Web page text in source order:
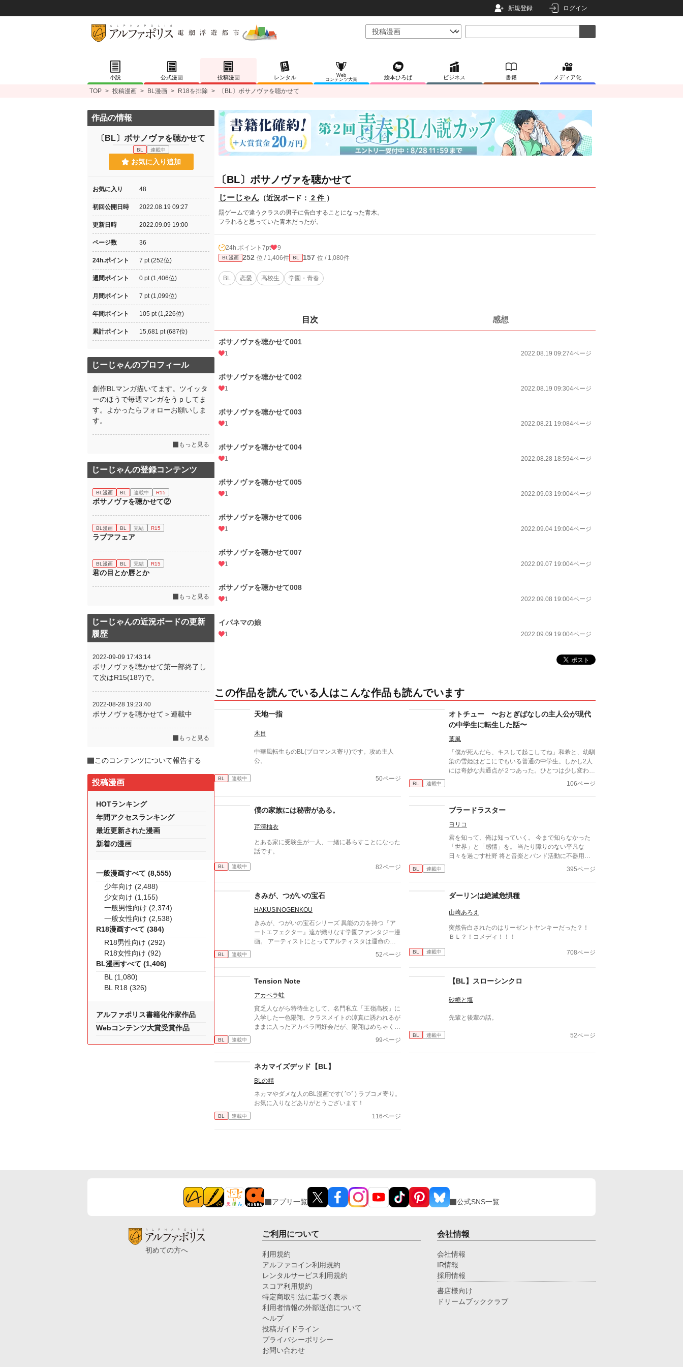
新規登録 ログイン
小説 公式漫画 投稿漫画 レンタル
Web
コンテンツ大賞
絵本ひろば ビジネス 書籍 メディア化
TOP > 投稿漫画 > BL漫画 > R18を排除 > 〔BL〕ボサノヴァを聴かせて
〔BL〕ボサノヴァを聴かせて
じーじゃん （近況ボード： 2 件 ）
罰ゲームで違うクラスの男子に告白することになった青木。
フラれると思っていた青木だったが。
24h.ポイント 7pt 9
BL漫画 252 位 / 1,406件 BL 157 位 / 1,080件
BL 恋愛 高校生 学園・青春
目次 感想
ボサノヴァを聴かせて001
1 2022.08.19 09:274ページ
ボサノヴァを聴かせて002
1 2022.08.19 09:304ページ
ボサノヴァを聴かせて003
1 2022.08.21 19:084ページ
ボサノヴァを聴かせて004
1 2022.08.28 18:594ページ
ボサノヴァを聴かせて005
1 2022.09.03 19:004ページ
ボサノヴァを聴かせて006
1 2022.09.04 19:004ページ
ボサノヴァを聴かせて007
1 2022.09.07 19:004ページ
ボサノヴァを聴かせて008
1 2022.09.08 19:004ページ
イパネマの娘
1 2022.09.09 19:004ページ
この作品を読んでいる人はこんな作品も読んでいます
天地一指
木目
中華風転生ものBL(ブロマンス寄り)です。攻め主人
公。
BL 連載中 50ページ
オトチュー 〜おとぎばなしの主人公が現代
の中学生に転生した話〜
葉風
「僕が死んだら、キスして起こしてね」和希と、幼馴
染の雪姫はどこにでもいる普通の中学生。しかし2人
には奇妙な共通点が２つあった。ひとつは少し変わっ
た前世の記憶があること。そしてもうひとつは……？
BL 連載中 106ページ
僕の家族には秘密がある。
芹澤柚衣
とある家に受験生が一人、一緒に暮らすことになった
話です。
BL 連載中 82ページ
ブラードラスター
ヨリコ
君を知って、俺は知っていく。 今まで知らなかった
「世界」と「感情」を。 当たり障りのない平凡な
日々を過ごす杜野 将と音楽とバンド活動に不器用か
BL 連載中 395ページ
きみが、つがいの宝石
HAKUSINOGENKOU
きみが、つがいの宝石シリーズ 異能の力を持つ『ア
ートエフェクター』達が織りなす学園ファンタジー漫
画。 アーティストにとってアルティスタは運命の宝
石『アニマジェメラ』 唯一の人であり、運命の番。
は、学園内で最優と称される『アーティスト』の立花
されてしまう。彼の真意が解らず困惑する新山。立花
はしっかりと思惑があるようだが…？ すれ違い
（笑）から始まる、最優等生×ポンコツ劣等生のドタ
バタ溺愛ラブコメ
BL 連載中 52ページ
ダーリンは絶滅危惧種
山崎あろえ
突然告白されたのはリーゼントヤンキーだった？！
ＢＬ？！コメディ！！！
BL 連載中 708ページ
Tension Note
アカペラ蛙
貧乏人ながら特待生として、名門私立「王嶺高校」に
入学した一色陽翔。クラスメイトの涼真に誘われるが
ままに入ったアカペラ同好会だが、陽翔はめちゃくち
ゃ音痴だった。歌には全く興味の無かった陽翔だが、
BL 連載中 99ページ
【BL】スローシンクロ
砂糖と塩
先輩と後輩の話。
BL 連載中 52ページ
ネカマイズデッド【BL】
BLの精
ネカマやダメな人のBL漫画です( ˆ࿀ˆ ) ラブコメ寄り。
お気に入りなどありがとうございます！
BL 連載中 116ページ
作品の情報
〔BL〕ボサノヴァを聴かせて
BL 連載中
お気に入り追加
お気に入り 48
初回公開日時 2022.08.19 09:27
更新日時 2022.09.09 19:00
ページ数 36
24h.ポイント 7 pt (252位)
週間ポイント 0 pt (1,406位)
月間ポイント 7 pt (1,099位)
年間ポイント 105 pt (1,226位)
累計ポイント 15,681 pt (687位)
じーじゃんのプロフィール
創作BLマンガ描いてます。ツイッタ
ーのほうで毎週マンガをうｐしてま
す。よかったらフォローお願いしま
す。
もっと見る
じーじゃんの登録コンテンツ
BL漫画 BL 連載中 R15
ボサノヴァを聴かせて②
BL漫画 BL 完結 R15
ラブアフェア
BL漫画 BL 完結 R15
君の目とか唇とか
もっと見る
じーじゃんの近況ボードの更新
履歴
2022-09-09 17:43:14
ボサノヴァを聴かせて第一部終了し
て次はR15(18?)で。
2022-08-28 19:23:40
ボサノヴァを聴かせて＞連載中
もっと見る
このコンテンツについて報告する
投稿漫画
HOTランキング
年間アクセスランキング
最近更新された漫画
新着の漫画
一般漫画すべて (8,555)
少年向け (2,488)
少女向け (1,155)
一般男性向け (2,374)
一般女性向け (2,538)
R18漫画すべて (384)
R18男性向け (292)
R18女性向け (92)
BL漫画すべて (1,406)
BL (1,080)
BL R18 (326)
アルファポリス書籍化作家作品
Webコンテンツ大賞受賞作品
アプリ一覧 公式SNS一覧
初めての方へ
ご利用について
利用規約
アルファコイン利用規約
レンタルサービス利用規約
スコア利用規約
特定商取引法に基づく表示
利用者情報の外部送信について
ヘルプ
投稿ガイドライン
プライバシーポリシー
お問い合わせ
会社情報
会社情報
IR情報
採用情報
書店様向け
ドリームブッククラブ